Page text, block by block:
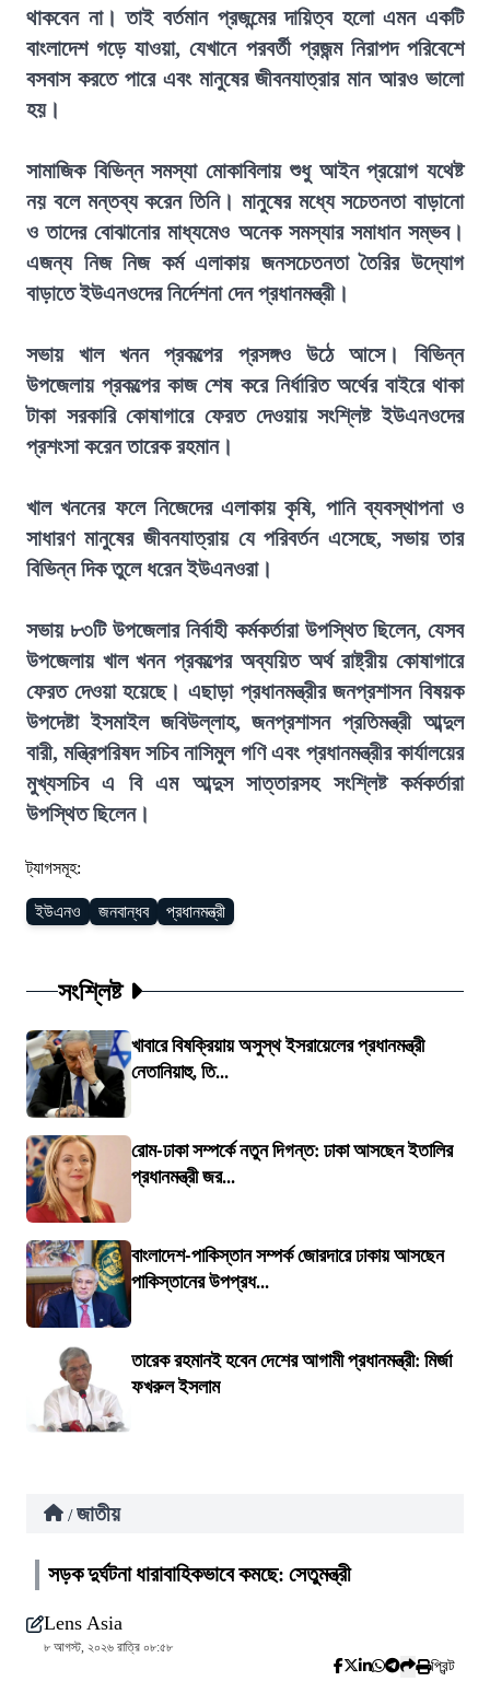
থাকবেন না। তাই বর্তমান প্রজন্মের দায়িত্ব হলো এমন একটি
বাংলাদেশ গড়ে যাওয়া, যেখানে পরবর্তী প্রজন্ম নিরাপদ পরিবেশে
বসবাস করতে পারে এবং মানুষের জীবনযাত্রার মান আরও ভালো
হয়।
সামাজিক বিভিন্ন সমস্যা মোকাবিলায় শুধু আইন প্রয়োগ যথেষ্ট
নয় বলে মন্তব্য করেন তিনি। মানুষের মধ্যে সচেতনতা বাড়ানো
ও তাদের বোঝানোর মাধ্যমেও অনেক সমস্যার সমাধান সম্ভব।
এজন্য নিজ নিজ কর্ম এলাকায় জনসচেতনতা তৈরির উদ্যোগ
বাড়াতে ইউএনওদের নির্দেশনা দেন প্রধানমন্ত্রী।
সভায় খাল খনন প্রকল্পের প্রসঙ্গও উঠে আসে। বিভিন্ন
উপজেলায় প্রকল্পের কাজ শেষ করে নির্ধারিত অর্থের বাইরে থাকা
টাকা সরকারি কোষাগারে ফেরত দেওয়ায় সংশ্লিষ্ট ইউএনওদের
প্রশংসা করেন তারেক রহমান।
খাল খননের ফলে নিজেদের এলাকায় কৃষি, পানি ব্যবস্থাপনা ও
সাধারণ মানুষের জীবনযাত্রায় যে পরিবর্তন এসেছে, সভায় তার
বিভিন্ন দিক তুলে ধরেন ইউএনওরা।
সভায় ৮৩টি উপজেলার নির্বাহী কর্মকর্তারা উপস্থিত ছিলেন, যেসব
উপজেলায় খাল খনন প্রকল্পের অব্যয়িত অর্থ রাষ্ট্রীয় কোষাগারে
ফেরত দেওয়া হয়েছে। এছাড়া প্রধানমন্ত্রীর জনপ্রশাসন বিষয়ক
উপদেষ্টা ইসমাইল জবিউল্লাহ, জনপ্রশাসন প্রতিমন্ত্রী আব্দুল
বারী, মন্ত্রিপরিষদ সচিব নাসিমুল গণি এবং প্রধানমন্ত্রীর কার্যালয়ের
মুখ্যসচিব এ বি এম আব্দুস সাত্তারসহ সংশ্লিষ্ট কর্মকর্তারা
উপস্থিত ছিলেন।
ট্যাগসমূহ:
ইউএনও জনবান্ধব প্রধানমন্ত্রী
সংশ্লিষ্ট
খাবারে বিষক্রিয়ায় অসুস্থ ইসরায়েলের প্রধানমন্ত্রী
নেতানিয়াহু, তি...
রোম-ঢাকা সম্পর্কে নতুন দিগন্ত: ঢাকা আসছেন ইতালির
প্রধানমন্ত্রী জর...
বাংলাদেশ-পাকিস্তান সম্পর্ক জোরদারে ঢাকায় আসছেন
পাকিস্তানের উপপ্রধ...
তারেক রহমানই হবেন দেশের আগামী প্রধানমন্ত্রী: মির্জা
ফখরুল ইসলাম
/ জাতীয়
সড়ক দুর্ঘটনা ধারাবাহিকভাবে কমছে: সেতুমন্ত্রী
Lens Asia
৮ আগস্ট, ২০২৬ রাত্রি ০৮:৫৮
প্রিন্ট